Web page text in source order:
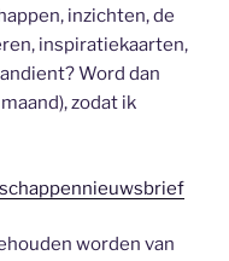
inzichten, de
inspiratiekaarten,
Word dan
zodat ik
worden van